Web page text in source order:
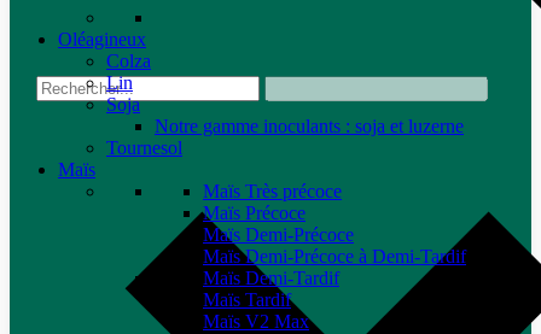
Oléagineux
Colza
Lin
Soja
Notre gamme inoculants : soja et luzerne
Tournesol
Maïs
Maïs Très précoce
Maïs Précoce
Maïs Demi-Précoce
Maïs Demi-Précoce à Demi-Tardif
Maïs Demi-Tardif
Maïs Tardif
Maïs V2 Max